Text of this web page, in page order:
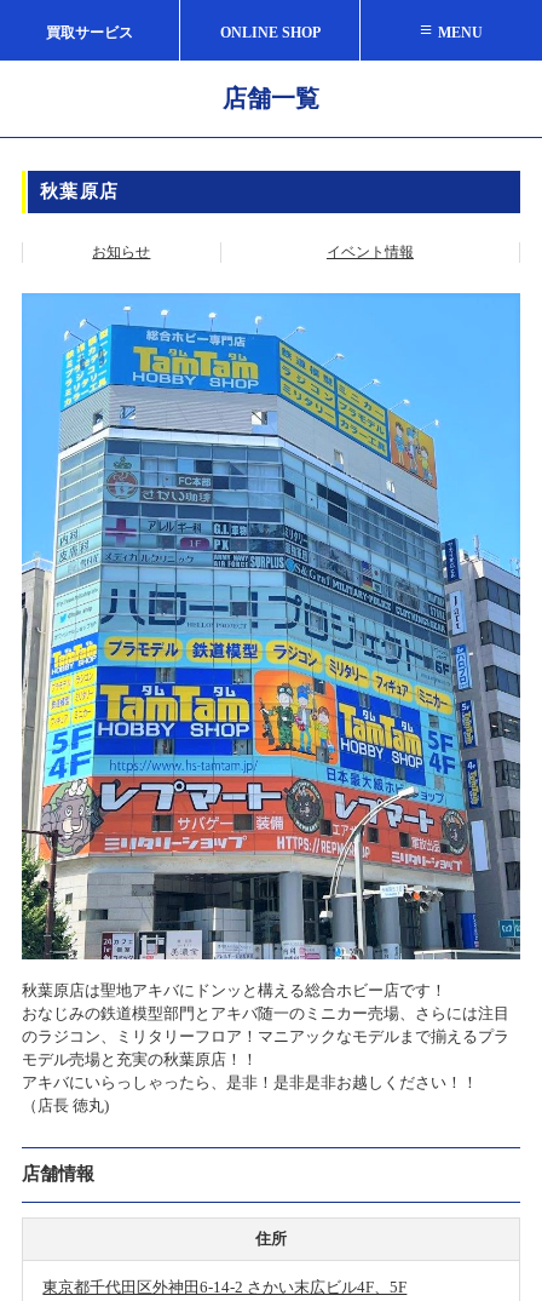
買取サービス ONLINE SHOP ≡ MENU
店舗一覧
秋葉原店
お知らせ イベント情報
秋葉原店は聖地アキバにドンッと構える総合ホビー店です！
おなじみの鉄道模型部門とアキバ随一のミニカー売場、さらには注目
のラジコン、ミリタリーフロア！マニアックなモデルまで揃えるプラ
モデル売場と充実の秋葉原店！！
アキバにいらっしゃったら、是非！是非是非お越しください！！
（店長 徳丸)
店舗情報
住所
東京都千代田区外神田6-14-2 さかい末広ビル4F、5F